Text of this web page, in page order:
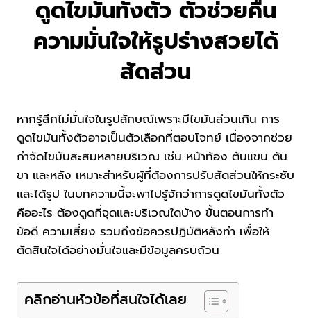
ดูดไขมันทั้งตัว ตัวช่วยคืน
ความมั่นใจให้รูปร่างสวยได้
สัดส่วน
หากรู้สึกไม่มั่นใจในรูปลักษณ์เพราะมีไขมันส่วนเกิน การ
ดูดไขมันทั้งตัวอาจเป็นตัวเลือกที่ตอบโจทย์ เนื่องจากช่วย
กำจัดไขมันสะสมหลายบริเวณ เช่น หน้าท้อง ต้นแขน ต้น
ขา และหลัง เหมาะสำหรับผู้ที่ต้องการปรับสัดส่วนให้กระชับ
และได้รูป ในบทความนี้จะพาไปรู้จักว่าการดูดไขมันทั้งตัว
คืออะไร ต้องดูดกี่จุดและบริเวณใดบ้าง ขั้นตอนการทำ
ข้อดี ความเสี่ยง รวมถึงข้อควรปฏิบัติหลังทำ เพื่อให้
ตัดสินใจได้อย่างมั่นใจและมีข้อมูลครบถ้วน
คลิกอ่านหัวข้อที่สนใจได้เลย